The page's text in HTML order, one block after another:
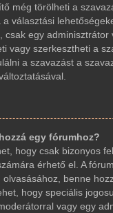
még törölheti a
a választási
csak egy adminisztrátor
vagy szerkesztheti a
a szavazást a
egy fórumhoz?
hogy csak bizonyos
érhető el. A fórum
olvasásához, benne
hogy speciális
vagy egy